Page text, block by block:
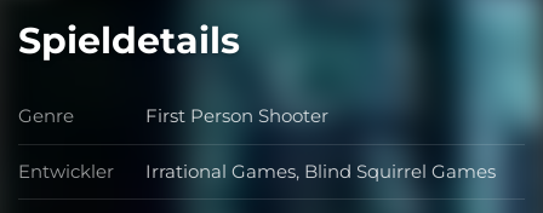
Spieldetails
Genre Genre
First Person Shooter
Entwickler Entwickler
Irrational Games, Blind Squirrel Games